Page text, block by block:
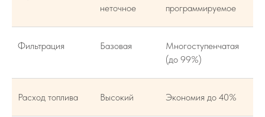
неточное
программируемое
Фильтрация Базовая
Многоступенчатая
(до 99%)
Расход топлива Высокий Экономия до 40%